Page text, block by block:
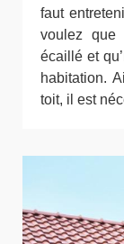
faut
voulez
écaillé et
habitation.
toit, il est